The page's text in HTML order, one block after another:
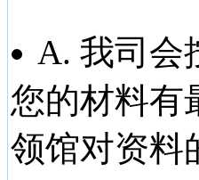
A. 我司会
您的材料有
领馆对资料